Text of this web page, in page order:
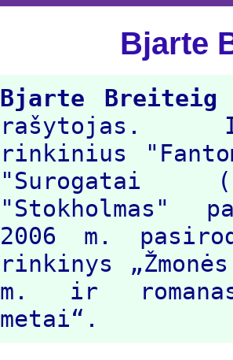
Bjarte
Bjarte Breiteig
rašytojas.
rinkinius
"Surogatai
"Stokholmas"
2006 m.
rinkinys
m. ir
metai“.